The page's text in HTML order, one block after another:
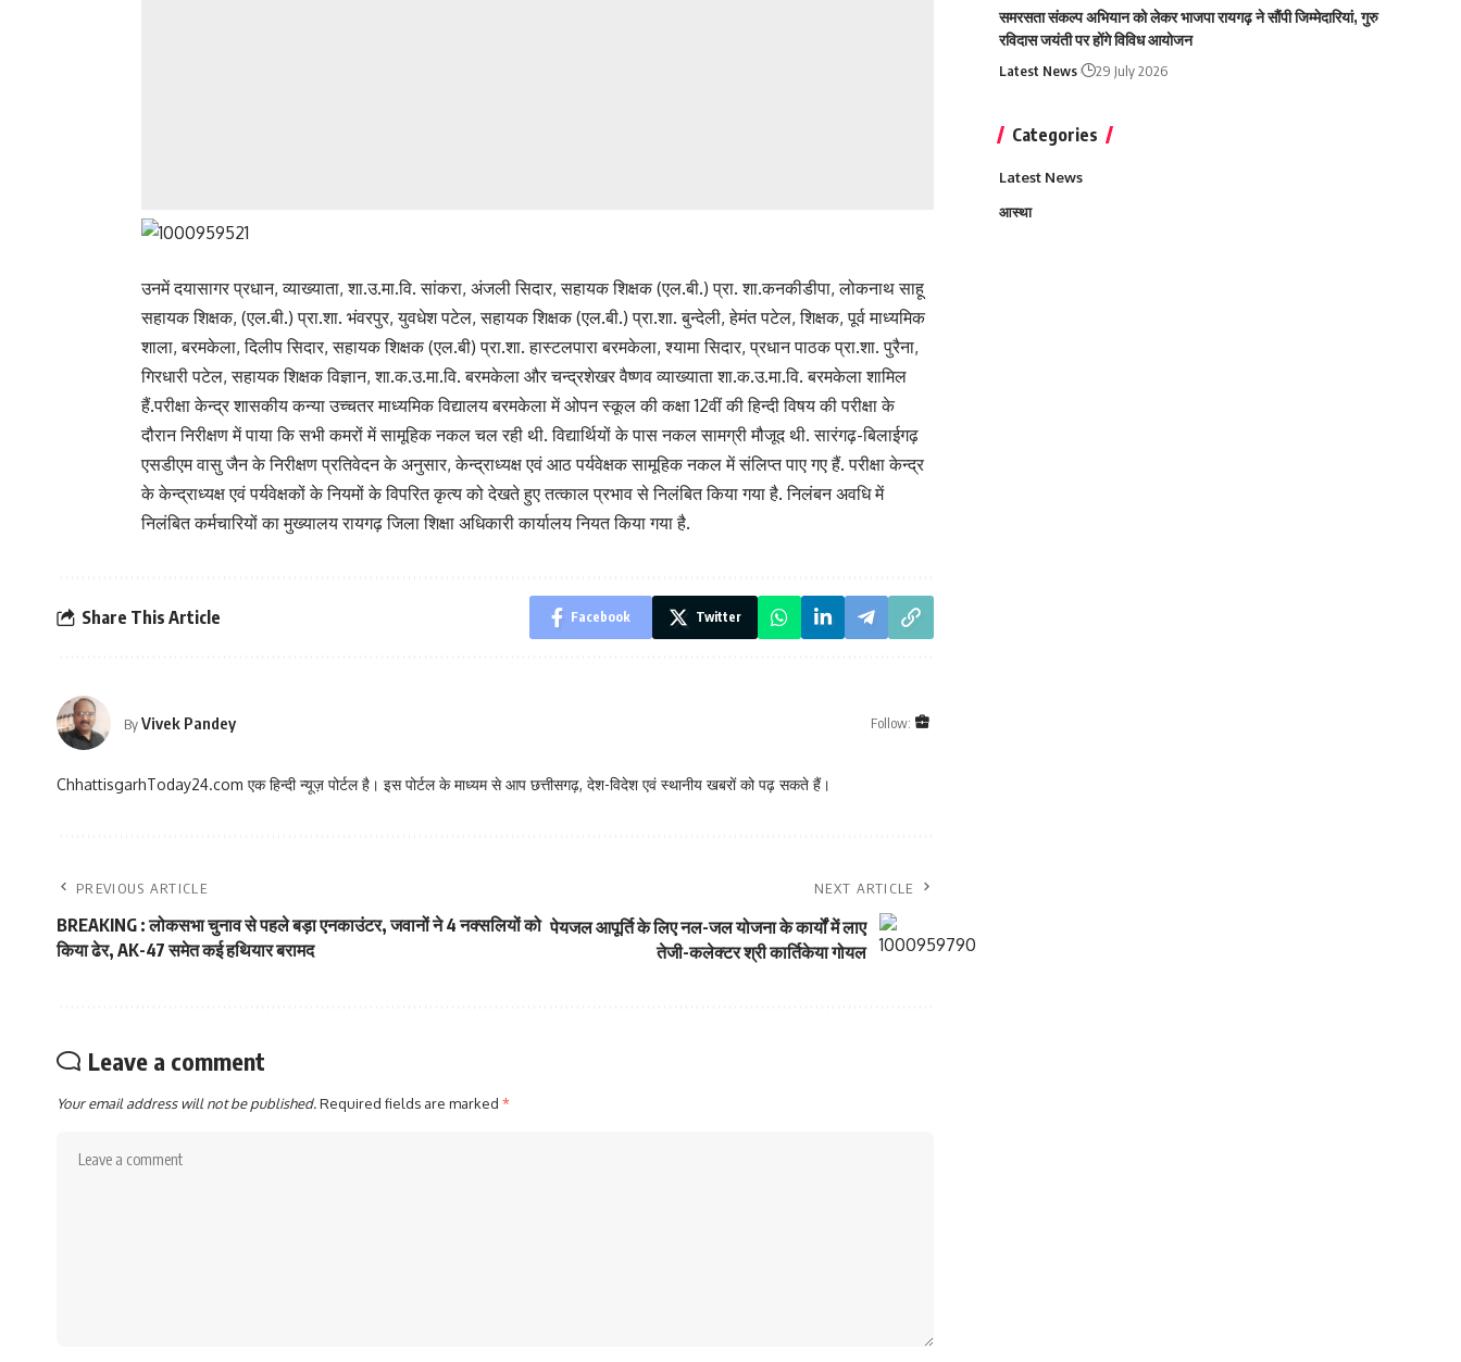
उनमें दयासागर प्रधान, व्याख्याता, शा.उ.मा.वि. सांकरा, अंजली सिदार, सहायक शिक्षक (एल.बी.) प्रा. शा.कनकीडीपा, लोकनाथ साहू
सहायक शिक्षक, (एल.बी.) प्रा.शा. भंवरपुर, युवधेश पटेल, सहायक शिक्षक (एल.बी.) प्रा.शा. बुन्देली, हेमंत पटेल, शिक्षक, पूर्व माध्यमिक
शाला, बरमकेला, दिलीप सिदार, सहायक शिक्षक (एल.बी) प्रा.शा. हास्टलपारा बरमकेला, श्यामा सिदार, प्रधान पाठक प्रा.शा. पुरैना,
गिरधारी पटेल, सहायक शिक्षक विज्ञान, शा.क.उ.मा.वि. बरमकेला और चन्द्रशेखर वैष्णव व्याख्याता शा.क.उ.मा.वि. बरमकेला शामिल
हैं.परीक्षा केन्द्र शासकीय कन्या उच्चतर माध्यमिक विद्यालय बरमकेला में ओपन स्कूल की कक्षा 12वीं की हिन्दी विषय की परीक्षा के
दौरान निरीक्षण में पाया कि सभी कमरों में सामूहिक नकल चल रही थी. विद्यार्थियों के पास नकल सामग्री मौजूद थी. सारंगढ़-बिलाईगढ़
एसडीएम वासु जैन के निरीक्षण प्रतिवेदन के अनुसार, केन्द्राध्यक्ष एवं आठ पर्यवेक्षक सामूहिक नकल में संलिप्त पाए गए हैं. परीक्षा केन्द्र
के केन्द्राध्यक्ष एवं पर्यवेक्षकों के नियमों के विपरित कृत्य को देखते हुए तत्काल प्रभाव से निलंबित किया गया है. निलंबन अवधि में
निलंबित कर्मचारियों का मुख्यालय रायगढ़ जिला शिक्षा अधिकारी कार्यालय नियत किया गया है.
Share This Article Facebook Twitter
ByVivek Pandey Follow:
ChhattisgarhToday24.com एक हिन्दी न्यूज़ पोर्टल है। इस पोर्टल के माध्यम से आप छत्तीसगढ़, देश-विदेश एवं स्थानीय खबरों को पढ़ सकते हैं।
PREVIOUS ARTICLE
BREAKING : लोकसभा चुनाव से पहले बड़ा एनकाउंटर, जवानों ने 4 नक्सलियों को
किया ढेर, AK-47 समेत कई हथ‍ियार बरामद
NEXT ARTICLE
पेयजल आपूर्ति के लिए नल-जल योजना के कार्यों में लाए
तेजी-कलेक्टर श्री कार्तिकेया गोयल
Leave a comment
Your email address will not be published.Required fields are marked *
समरसता संकल्प अभियान को लेकर भाजपा रायगढ़ ने सौंपी जिम्मेदारियां, गुरु
रविदास जयंती पर होंगे विविध आयोजन
Latest News 29 July 2026
Categories
Latest News
आस्था